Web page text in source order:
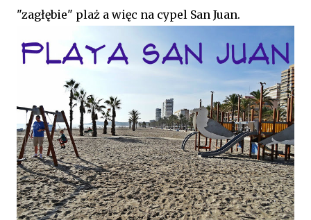
"zagłębie" plaż a więc na cypel San Juan.